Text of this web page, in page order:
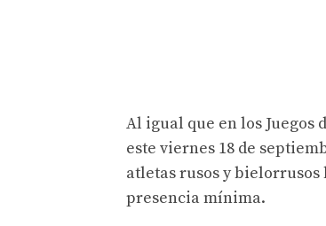
Al igual que en los
este viernes 18 de
atletas rusos y
presencia mínima.